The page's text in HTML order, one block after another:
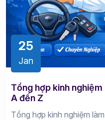
25
Jan
Tổng hợp kinh
A đến Z
Tổng hợp kinh nghiệm